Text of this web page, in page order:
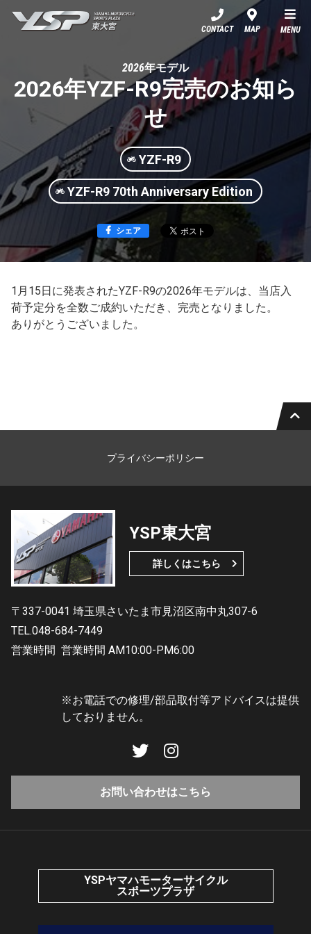
CONTACT MAP MENU
2026年モデル
2026年YZF-R9完売のお知ら
せ
YZF-R9
YZF-R9 70th Anniversary Edition
シェア
1月15日に発表されたYZF-R9の2026年モデルは、当店入
荷予定分を全数ご成約いただき、完売となりました。
ありがとうございました。
プライバシーポリシー
YSP東大宮
詳しくはこちら
〒337-0041 埼玉県さいたま市見沼区南中丸307-6
TEL.048-684-7449
営業時間 営業時間 AM10:00-PM6:00
※お電話での修理/部品取付等アドバイスは提供
しておりません。
お問い合わせはこちら
YSPヤマハモーターサイクル
スポーツプラザ